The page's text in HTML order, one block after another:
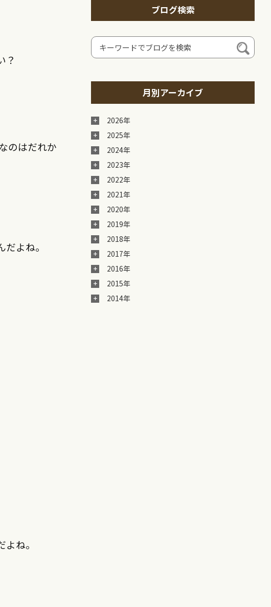
？
のはだれか
よね。
ね。
ブログ検索
月別アーカイブ
2026年
2025年
2024年
2023年
2022年
2021年
2020年
2019年
2018年
2017年
2016年
2015年
2014年